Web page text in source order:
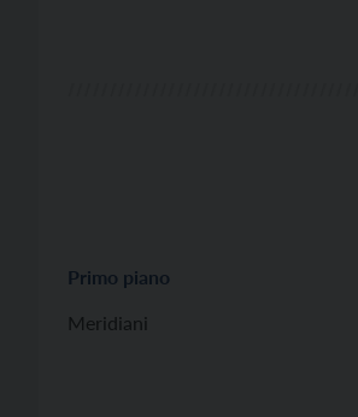
Primo piano
Meridiani